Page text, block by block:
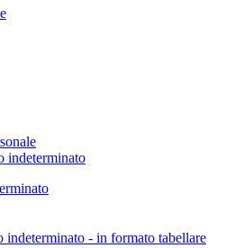
indeterminato
indeterminato - in formato tabellare